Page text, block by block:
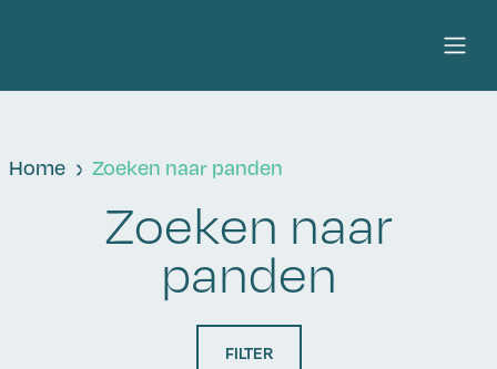
Home Zoeken naar panden
Zoeken naar
panden
FILTER